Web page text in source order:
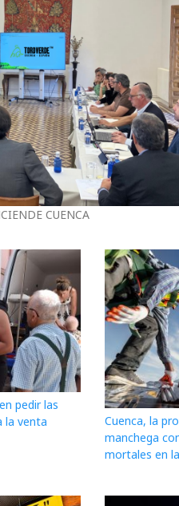
CUENCA
pedir las
la venta
Cuenca, la
manchega
mortales en